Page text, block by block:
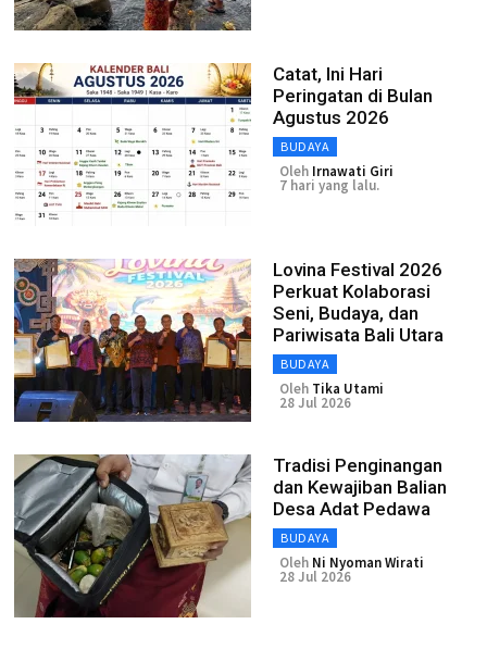
Catat, Ini Hari
Peringatan di Bulan
Agustus 2026
BUDAYA
Oleh Irnawati Giri
7 hari yang lalu.
Lovina Festival 2026
Perkuat Kolaborasi
Seni, Budaya, dan
Pariwisata Bali Utara
BUDAYA
Oleh Tika Utami
28 Jul 2026
Tradisi Penginangan
dan Kewajiban Balian
Desa Adat Pedawa
BUDAYA
Oleh Ni Nyoman Wirati
28 Jul 2026